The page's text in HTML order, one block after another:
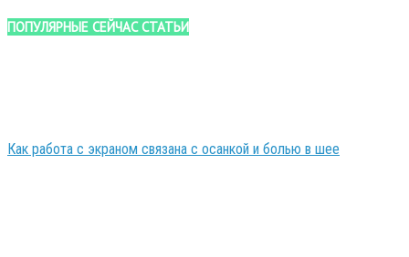
ПОПУЛЯРНЫЕ СЕЙЧАС СТАТЬИ
Как работа с экраном связана с осанкой и болью в шее